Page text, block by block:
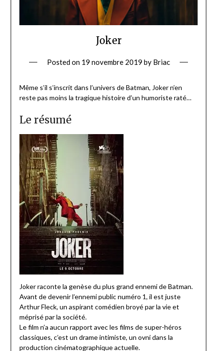
Joker
Posted on 19 novembre 2019 by Briac
Même s’il s’inscrit dans l’univers de Batman, Joker n’en
reste pas moins la tragique histoire d’un humoriste raté…
Le résumé
Joker raconte la genèse du plus grand ennemi de Batman.
Avant de devenir l’ennemi public numéro 1, il est juste
Arthur Fleck, un aspirant comédien broyé par la vie et
méprisé par la société.
Le film n’a aucun rapport avec les films de super-héros
classiques, c’est un drame intimiste, un ovni dans la
production cinématographique actuelle.